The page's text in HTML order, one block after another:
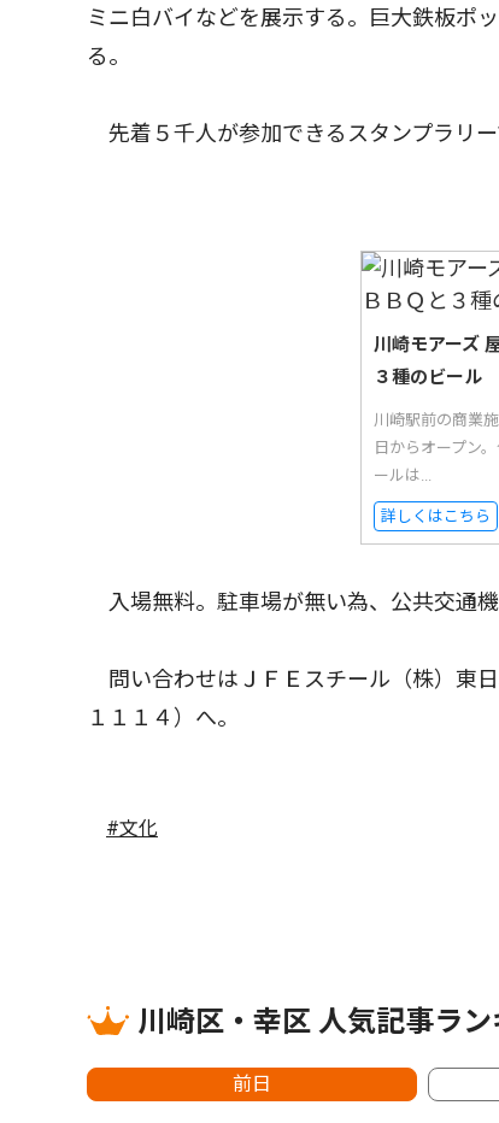
ミニ白バイなどを展示する。巨大鉄板ポ
る。
先着５千人が参加できるスタンプラリ
川崎モアーズ
３種のビール
川崎駅前の商業
日からオープン
ールは...
詳しくはこちら
入場無料。駐車場が無い為、公共交通
問い合わせはＪＦＥスチール（株）東
１１１４）へ。
#文化
川崎区・幸区 人気記事ラ
前日